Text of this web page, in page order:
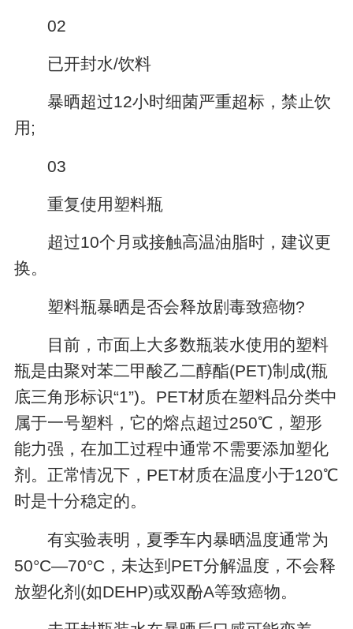
02
已开封水/饮料
暴晒超过12小时细菌严重超标，禁止饮
用;
03
重复使用塑料瓶
超过10个月或接触高温油脂时，建议更
换。
塑料瓶暴晒是否会释放剧毒致癌物?
目前，市面上大多数瓶装水使用的塑料
瓶是由聚对苯二甲酸乙二醇酯(PET)制成(瓶
底三角形标识“1”)。PET材质在塑料品分类中
属于一号塑料，它的熔点超过250℃，塑形
能力强，在加工过程中通常不需要添加塑化
剂。正常情况下，PET材质在温度小于120℃
时是十分稳定的。
有实验表明，夏季车内暴晒温度通常为
50°C—70°C，未达到PET分解温度，不会释
放塑化剂(如DEHP)或双酚A等致癌物。